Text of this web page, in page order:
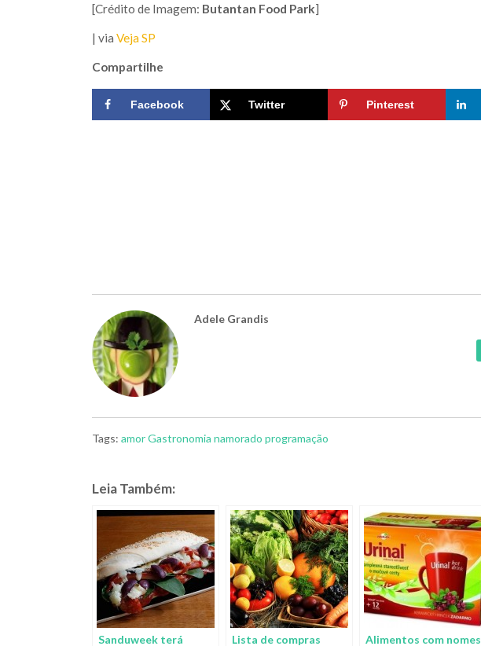
[Crédito de Imagem: Butantan Food Park]
| via Veja SP
Compartilhe
Facebook Twitter Pinterest
Adele Grandis
Tags: amorGastronomia namorado programação
Leia Também:
Sanduweek terá Lista de compras Alimentos com nomes